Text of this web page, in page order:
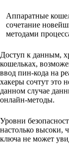
Аппаратные
сочетание
методами
Доступ к данным,
кошельках,
ввод пин-кода на
хакеры сочтут это
данном случае
онлайн-методы.
Уровни
настолько высоки,
ключа не может